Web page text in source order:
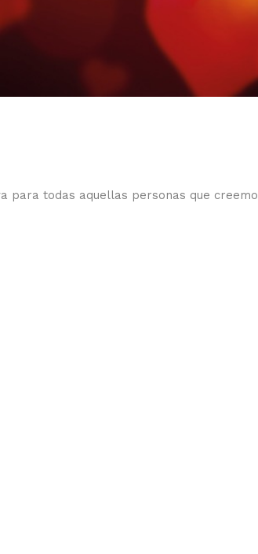
para todas aquellas personas que